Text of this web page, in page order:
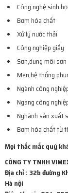
Công nghệ sinh
Bơm hóa chất
Xử lý nước thải
Công nghiệp giấy
Sơn,dung môi sơn
Men,hệ thống
Ngành công
Ngàng công
Nghành sản xuất
Bơm hóa chất từ
Mọi thắc mắc quý
CÔNG TY TNHH
Địa chỉ : 32b đường
Hà nội